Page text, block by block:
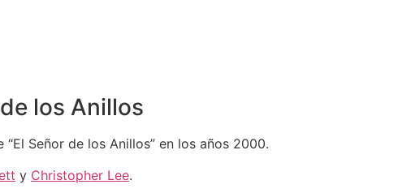
los Anillos
Señor de los Anillos” en los años 2000.
y Christopher Lee.